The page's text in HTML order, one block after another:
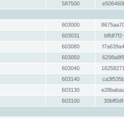
587500
603000
603031
603080
603050
603040
603140
603130
603100